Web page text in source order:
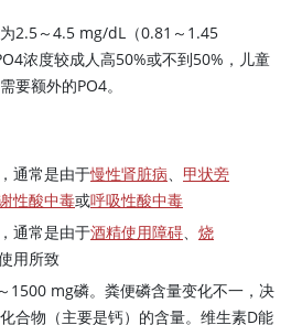
2.5～4.5 mg/dL（0.81～1.45
浓度较成人高50%或不到50%，儿童
要额外的PO4。
通常是由于慢性肾脏病、 甲状旁
性酸中毒或呼吸性酸中毒
通常是由于酒精使用障碍、 烧
用所致
1500 mg磷。粪便磷含量变化不一，决
合物（主要是钙）的含量。 维生素D能